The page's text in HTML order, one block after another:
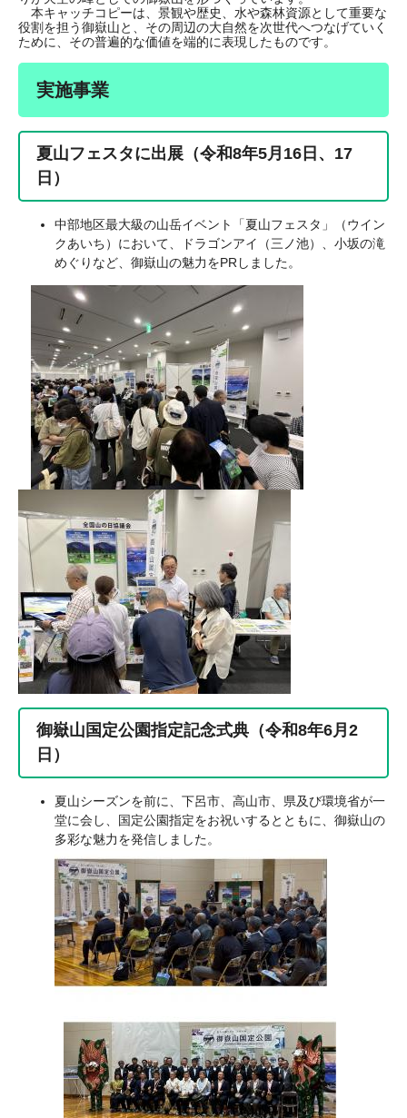
本キャッチコピーは、景観や歴史、水や森林資源として重要な
役割を担う御嶽山と、その周辺の大自然を次世代へつなげていく
ために、その普遍的な価値を端的に表現したものです。
実施事業
夏山フェスタに出展（令和8年5月16日、17
日）
中部地区最大級の山岳イベント「夏山フェスタ」（ウイン
クあいち）において、ドラゴンアイ（三ノ池）、小坂の滝
めぐりなど、御嶽山の魅力をPRしました。
御嶽山国定公園指定記念式典（令和8年6月2
日）
夏山シーズンを前に、下呂市、高山市、県及び環境省が一
堂に会し、国定公園指定をお祝いするとともに、御嶽山の
多彩な魅力を発信しました。